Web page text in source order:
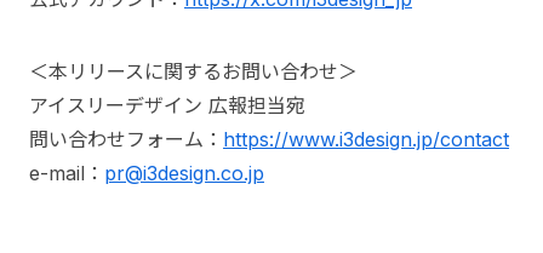
＜本リリースに関するお問い合わせ＞
アイスリーデザイン 広報担当宛
問い合わせフォーム： https://www.i3design.jp/contact
e-mail： pr@i3design.co.jp